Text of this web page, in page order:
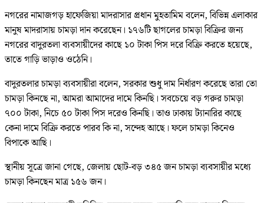
নগরের নামাজগড় হাফেজিয়া মাদরাসার প্রধান মুহতামিম বলেন, বিভিন্ন এলাকার
মানুষ মাদরাসায় চামড়া দান করেছেন। ১৭৬টি ছাগলের চামড়া বিক্রির জন্য
নগরের বাদুরতলা ব্যবসায়ীদের কাছে ১০ টাকা পিস দরে বিক্রি করতে হয়েছে,
তাতে গাড়ি ভাড়াও ওঠেনি।
বাদুরতলার চামড়া ব্যবসায়ীরা বলেন, সরকার শুধু দাম নির্ধারণ করেছে তারা তো
চামড়া কিনছে না, আমরা আমাদের দামে কিনছি। সবচেয়ে বড় গরুর চামড়া
৭০০ টাকা, নিচে ৫০ টাকা পিস দরেও কিনছি। তাও ঢাকায় ট্যানারির কাছে
কেনা দামে বিক্রি করতে পারব কি না, সন্দেহ আছে। ফলে চামড়া কিনেও
বিপাকে আছি।
স্থানীয় সূত্রে জানা গেছে, জেলায় ছোট-বড় ৩৪৫ জন চামড়া ব্যবসায়ীর মধ্যে
চামড়া কিনছেন মাত্র ১৫৬ জন।